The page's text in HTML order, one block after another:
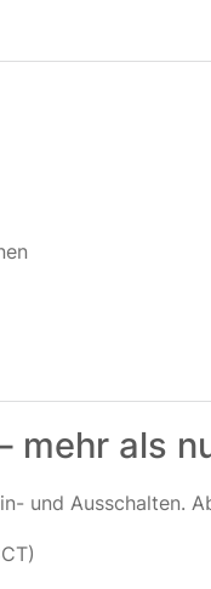
als
und Ausschalten.